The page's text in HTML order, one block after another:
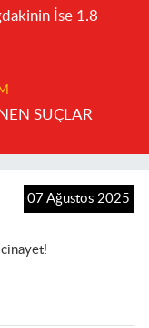
İse 1.8
SUÇLAR
07 Ağustos 2025